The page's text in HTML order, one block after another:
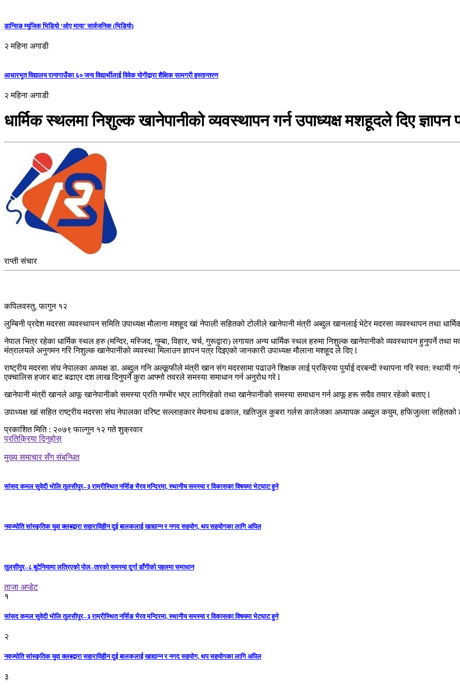
डान्सिङ म्युजिक भिडियो ‘ओए माया’ सार्वजनिक (भिडियो)
२ महिना अगाडी
आधारभूत विद्यालय रानागाउँका ६० जना विद्यार्थीलाई विवेक योगीद्वारा शैक्षिक सामग्री हस्तान्तरण
२ महिना अगाडी
धार्मिक स्थलमा निशुल्क खानेपानीको व्यवस्थापन गर्न उपाध्यक्ष मशहूदले दिए ज्ञापन
राप्ती संचार
कपिलवस्तु, फागुन १२
लुम्बिनी प्रदेश मदरसा व्यवस्थापन समिति उपाध्यक्ष मौलाना मशहूद खां नेपाली सहितको टोलीले खानेपानी मंत्री अब्दुल खानलाई भेटेर मदरसा व्यवस्थापन तथा
नेपाल भित्र रहेका धार्मिक स्थल हरु (मन्दिर, मस्जिद, गुम्बा, विहार, चर्च, गुरूद्वारा) लगायत अन्य धार्मिक स्थल हरुमा निशुल्क खानेपानीको व्यवस्थापन हुनुपर्ने तथा
मंत्रालयले अनुगमन गरि निशुल्क खानेपानीको व्यवस्था मिलाउन ज्ञापन पत्र दिइएको जानकारी उपाध्यक्ष मौलाना मशहूद ले दिए l
राष्ट्रीय मदरसा संघ नेपालका अध्यक्ष डा. अब्दुल गनि अल्कूफीले मंत्री खान संग मदरसामा पढाउने शिक्षक लाई प्रक्रिया पुर्याई दरबन्दी स्थापना गरि स्वत:
एक्चालिस हजार बाट बढाएर दश लाख दिनुपर्ने कुरा आफ्नो तवरले समस्या समाधान गर्न अनुरोध गरे l
खानेपानी मंत्री खानले आफू खानेपानीको समस्या प्रति गम्भीर भएर लागिरहेको तथा खानेपानीको समस्या समाधान गर्न आफू हरू सदैव तयार रहेको बताए l
उपाध्यक्ष खां सहित राष्ट्रीय मदरसा संघ नेपालका वरिष्ट सल्लाहकार मेघनाथ ढकाल, खतिजुल कुबरा गर्लस कालेजका अध्यापक अब्दुल कयुम, हफिजुल्ला सहितको
प्रकाशित मिति : २०७९ फाल्गुन १२ गते शुक्रवार
प्रतिक्रिया दिनुहोस्
मुख्य समाचार सँग संबन्धित
सांसद कमल सुवेदी भोलि तुलसीपुर–३ राम्रीस्थित नर्सिङ भैरव मन्दिरमा, स्थानीय समस्या र विकासका विषयमा भेटघाट हुने
नवज्योति सांस्कृतिक युवा क्लबद्वारा सहाराविहीन दुई बालकलाई खाद्यान्न र नगद सहयोग, थप सहयोगका लागि अपिल
तुलसीपुर–८ बुटेनियामा लत्रिएको पोल–तारको समस्या दुर्गा डाँगीको पहलमा समाधान
ताजा अप्डेट
१
सांसद कमल सुवेदी भोलि तुलसीपुर–३ राम्रीस्थित नर्सिङ भैरव मन्दिरमा, स्थानीय समस्या र विकासका विषयमा भेटघाट हुने
२
नवज्योति सांस्कृतिक युवा क्लबद्वारा सहाराविहीन दुई बालकलाई खाद्यान्न र नगद सहयोग, थप सहयोगका लागि अपिल
३